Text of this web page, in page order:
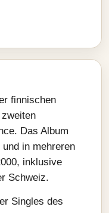
finnischen
Das Album
in mehreren
inklusive
Schweiz.
Singles des